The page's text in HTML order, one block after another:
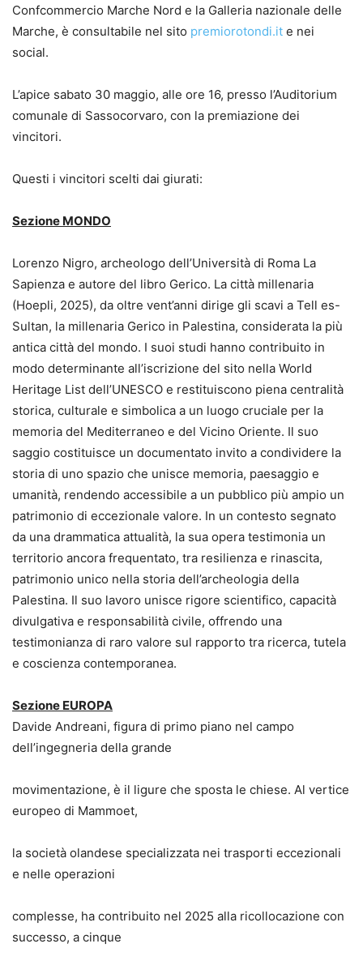
Confcommercio Marche Nord e la Galleria nazionale delle
Marche, è consultabile nel sito premiorotondi.it e nei
social.
L’apice sabato 30 maggio, alle ore 16, presso l’Auditorium
comunale di Sassocorvaro, con la premiazione dei
vincitori.
Questi i vincitori scelti dai giurati:
Sezione MONDO
Lorenzo Nigro, archeologo dell’Università di Roma La
Sapienza e autore del libro Gerico. La città millenaria
(Hoepli, 2025), da oltre vent’anni dirige gli scavi a Tell es-
Sultan, la millenaria Gerico in Palestina, considerata la più
antica città del mondo. I suoi studi hanno contribuito in
modo determinante all’iscrizione del sito nella World
Heritage List dell’UNESCO e restituiscono piena centralità
storica, culturale e simbolica a un luogo cruciale per la
memoria del Mediterraneo e del Vicino Oriente. Il suo
saggio costituisce un documentato invito a condividere la
storia di uno spazio che unisce memoria, paesaggio e
umanità, rendendo accessibile a un pubblico più ampio un
patrimonio di eccezionale valore. In un contesto segnato
da una drammatica attualità, la sua opera testimonia un
territorio ancora frequentato, tra resilienza e rinascita,
patrimonio unico nella storia dell’archeologia della
Palestina. Il suo lavoro unisce rigore scientifico, capacità
divulgativa e responsabilità civile, offrendo una
testimonianza di raro valore sul rapporto tra ricerca, tutela
e coscienza contemporanea.
Sezione EUROPA
Davide Andreani, figura di primo piano nel campo
dell’ingegneria della grande
movimentazione, è il ligure che sposta le chiese. Al vertice
europeo di Mammoet,
la società olandese specializzata nei trasporti eccezionali
e nelle operazioni
complesse, ha contribuito nel 2025 alla ricollocazione con
successo, a cinque